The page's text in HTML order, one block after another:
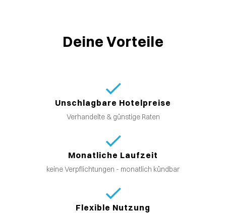
Deine Vorteile
Unschlagbare Hotelpreise
Verhandelte & günstige Raten
Monatliche Laufzeit
keine Verpflichtungen - monatlich kündbar
Flexible Nutzung